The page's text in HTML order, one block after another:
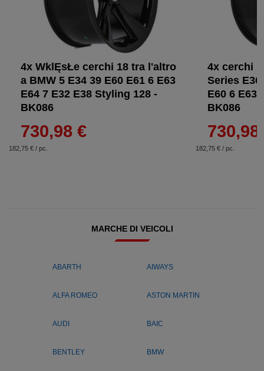
4x WklĘsŁe cerchi 18 tra l'altro
a BMW 5 E34 39 E60 E61 6 E63
E64 7 E32 E38 Styling 128 -
BK086
730,98 €
182,75 € / pc.
4x cerchi
Series E36
E60 6 E63
BK086
730,98
182,75 € / pc.
MARCHE DI VEICOLI
ABARTH AIWAYS
ALFA ROMEO ASTON MARTIN
AUDI BAIC
BENTLEY BMW